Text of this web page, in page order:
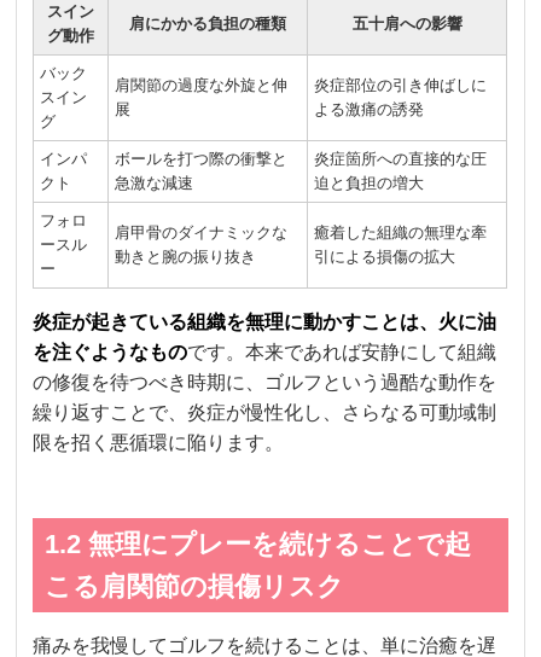
スイン
グ動作
肩にかかる負担の種類 五十肩への影響
バック
スイン
グ
肩関節の過度な外旋と伸
展
炎症部位の引き伸ばしに
よる激痛の誘発
インパ
クト
ボールを打つ際の衝撃と
急激な減速
炎症箇所への直接的な圧
迫と負担の増大
フォロ
ースル
ー
肩甲骨のダイナミックな
動きと腕の振り抜き
癒着した組織の無理な牽
引による損傷の拡大
炎症が起きている組織を無理に動かすことは、火に油
を注ぐようなものです。本来であれば安静にして組織
の修復を待つべき時期に、ゴルフという過酷な動作を
繰り返すことで、炎症が慢性化し、さらなる可動域制
限を招く悪循環に陥ります。
1.2 無理にプレーを続けることで起
こる肩関節の損傷リスク
痛みを我慢してゴルフを続けることは、単に治癒を遅